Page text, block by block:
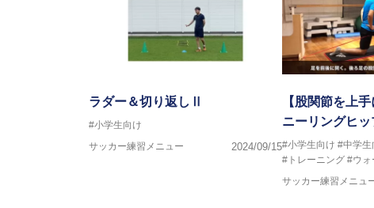
ラダー＆切り返しⅡ
#小学生向け
サッカー練習メニュー
2024/09/15
【股関節を上
ニーリングヒ
#小学生向け #中学生
#トレーニング #ウォ
サッカー練習メニュ